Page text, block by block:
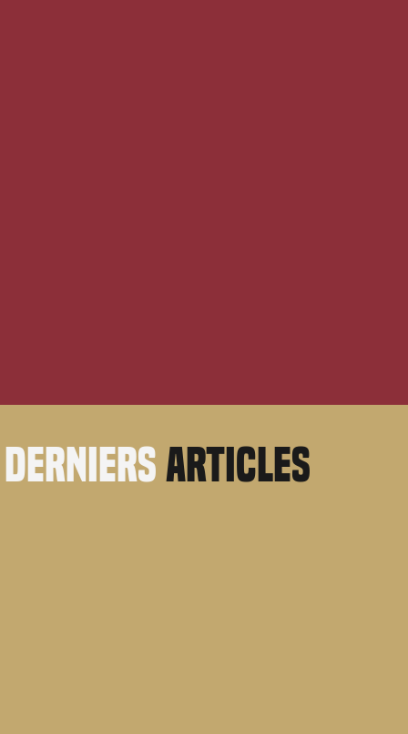
derniersarticles